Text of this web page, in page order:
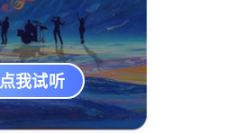
点我试听